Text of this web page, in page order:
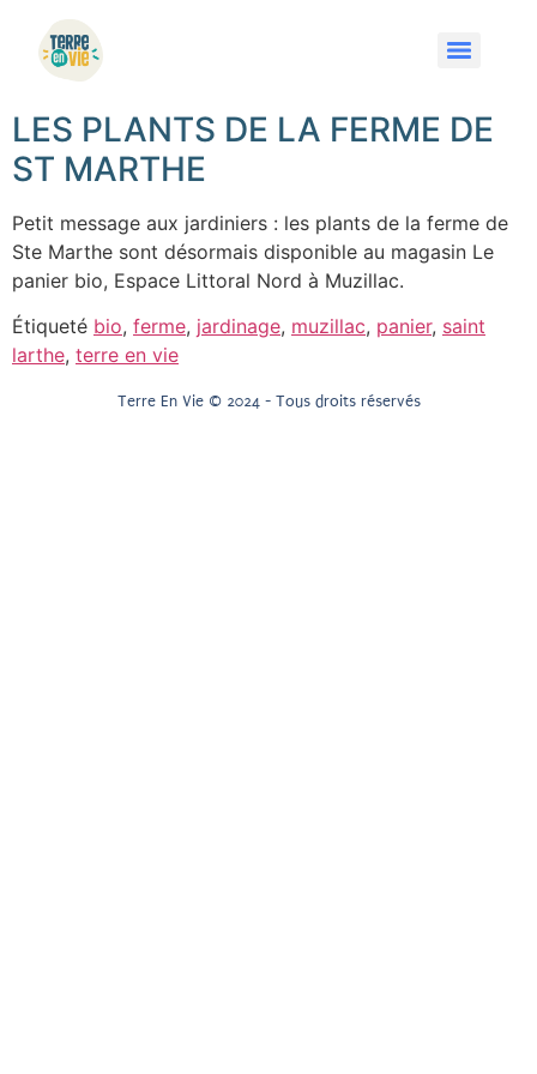
LES PLANTS DE LA FERME DE
ST MARTHE
Petit message aux jardiniers : les plants de la ferme de
Ste Marthe sont désormais disponible au magasin Le
panier bio, Espace Littoral Nord à Muzillac.
Étiqueté bio, ferme, jardinage, muzillac, panier, saint
larthe, terre en vie
Terre En Vie © 2024 - Tous droits réservés